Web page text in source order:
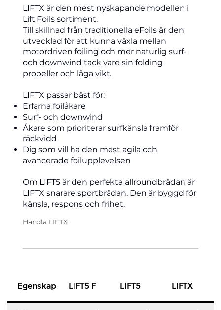
LIFTX är den mest nyskapande modellen i
Lift Foils sortiment.
Till skillnad från traditionella eFoils är den
utvecklad för att kunna växla mellan
motordriven foiling och mer naturlig surf-
och downwind tack vare sin folding
propeller och låga vikt.
LIFTX passar bäst för:
Erfarna foilåkare
Surf- och downwind
Åkare som prioriterar surfkänsla framför
räckvidd
Dig som vill ha den mest agila och
avancerade foilupplevelsen
Om LIFT5 är den perfekta allroundbrädan är
LIFTX snarare sportbrädan. Den är byggd för
känsla, respons och frihet.
Handla LIFTX
Egenskap LIFT5 F LIFT5 LIFTX